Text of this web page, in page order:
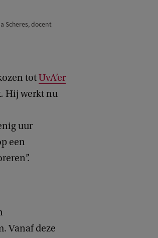
Scheres, docent
totUvA’er
. Hij werkt nu
uur
een
Vanaf deze